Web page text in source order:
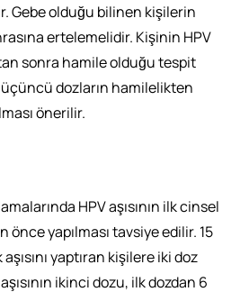
Gebe olduğu bilinen kişilerin
ertelemelidir. Kişinin HPV
sonra hamile olduğu tespit
dozların hamilelikten
önerilir.
HPV aşısının ilk cinsel
önce yapılması tavsiye edilir. 15
yaptıran kişilere iki doz
ikinci dozu, ilk dozdan 6